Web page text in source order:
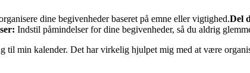
dine begivenheder baseret på emne eller vigtighed.Del
Indstil påmindelser for dine begivenheder, så du aldrig
til min kalender. Det har virkelig hjulpet mig med at være